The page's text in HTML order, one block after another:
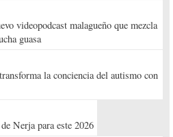
videopodcast malagueño que mezcla
guasa
la conciencia del autismo con
Nerja para este 2026